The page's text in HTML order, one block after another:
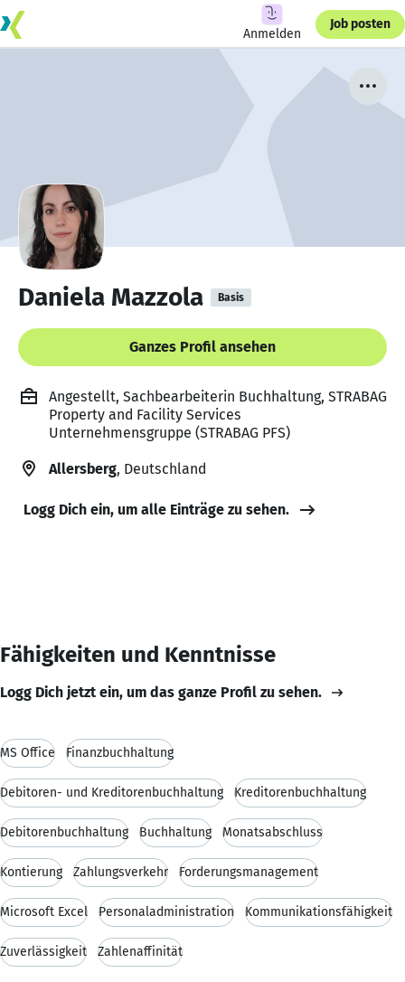
Anmelden
Job posten
Daniela Mazzola Basis
Ganzes Profil ansehen
Angestellt, Sachbearbeiterin Buchhaltung, STRABAG
Property and Facility Services
Unternehmensgruppe (STRABAG PFS)
Allersberg, Deutschland
Logg Dich ein, um alle Einträge zu sehen.
Fähigkeiten und Kenntnisse
Logg Dich jetzt ein, um das ganze Profil zu sehen.
MS Office Finanzbuchhaltung
Debitoren- und Kreditorenbuchhaltung Kreditorenbuchhaltung
Debitorenbuchhaltung Buchhaltung Monatsabschluss
Kontierung Zahlungsverkehr Forderungsmanagement
Microsoft Excel Personaladministration Kommunikationsfähigkeit
Zuverlässigkeit Zahlenaffinität